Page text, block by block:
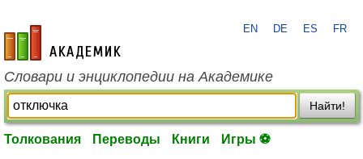
academic.ru
EN DE ES FR
Словари и энциклопедии на Академике
Найти!
Толкования Переводы Книги Игры ⚽